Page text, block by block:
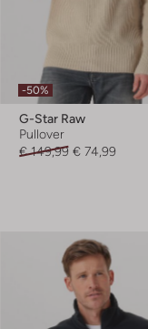
-50%
G-Star Raw
Pullover
€ 149,99 € 74,99